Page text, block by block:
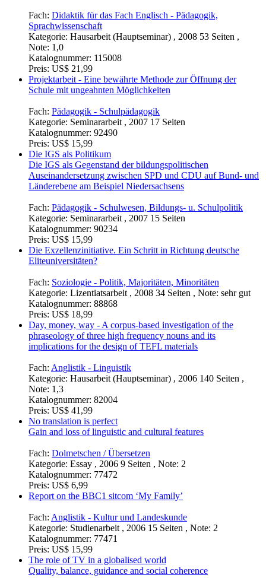
Fach: Didaktik für das Fach Englisch - Pädagogik,
Sprachwissenschaft
Kategorie: Hausarbeit (Hauptseminar) , 2008 53 Seiten ,
Note: 1,0
Katalognummer: 115008
Preis: US$ 21,99
Projektarbeit - Eine bewährte Methode zur Öffnung der
Schule mit ungeahnten Möglichkeiten
Fach: Pädagogik - Schulpädagogik
Kategorie: Seminararbeit , 2007 17 Seiten
Katalognummer: 92490
Preis: US$ 15,99
Die IGS als Politikum
Die IGS als Gegenstand der bildungspolitischen
Auseinandersetzung zwischen SPD und CDU auf Bund- und
Länderebene am Beispiel Niedersachsens
Fach: Pädagogik - Schulwesen, Bildungs- u. Schulpolitik
Kategorie: Seminararbeit , 2007 15 Seiten
Katalognummer: 90234
Preis: US$ 15,99
Die Exzellenzinitiative. Ein Schritt in Richtung deutsche
Eliteuniversitäten?
Fach: Soziologie - Politik, Majoritäten, Minoritäten
Kategorie: Lizentiatsarbeit , 2008 34 Seiten , Note: sehr gut
Katalognummer: 88868
Preis: US$ 18,99
Day, money, way - A corpus-based investigation of the
phraseology of three high frequency nouns and its
implications for the design of TEFL materials
Fach: Anglistik - Linguistik
Kategorie: Hausarbeit (Hauptseminar) , 2006 140 Seiten ,
Note: 1,3
Katalognummer: 82004
Preis: US$ 41,99
No translation is perfect
Gain and loss of linguistic and cultural features
Fach: Dolmetschen / Übersetzen
Kategorie: Essay , 2006 9 Seiten , Note: 2
Katalognummer: 77472
Preis: US$ 6,99
Report on the BBC1 sitcom ‘My Family’
Fach: Anglistik - Kultur und Landeskunde
Kategorie: Studienarbeit , 2006 15 Seiten , Note: 2
Katalognummer: 77471
Preis: US$ 15,99
The role of TV in a globalised world
Quality, balance, guidance and social coherence